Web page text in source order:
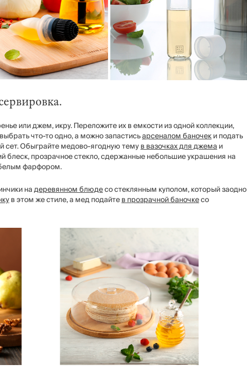
или джем, икру. Переложите их в емкости из одной коллекции,
что-то одно, а можно запастисьарсеналом баночеки подать
сет. Обыграйте медово-ягодную темув вазочках для джемаи
блеск, прозрачное стекло, сдержанные небольшие украшения на
фарфором.
надеревянном блюдесо стеклянным куполом, который заодно
в этом же стиле, а мед подайтев прозрачной баночкесо